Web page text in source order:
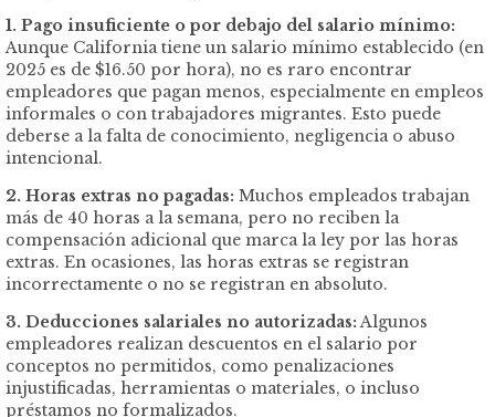
1. Pago insuficiente o por debajo del salario mínimo:
Aunque California tiene un salario mínimo establecido (en
2025 es de $16.50 por hora), no es raro encontrar
empleadores que pagan menos, especialmente en empleos
informales o con trabajadores migrantes. Esto puede
deberse a la falta de conocimiento, negligencia o abuso
intencional.
2. Horas extras no pagadas: Muchos empleados trabajan
más de 40 horas a la semana, pero no reciben la
compensación adicional que marca la ley por las horas
extras. En ocasiones, las horas extras se registran
incorrectamente o no se registran en absoluto.
3. Deducciones salariales no autorizadas:Algunos
empleadores realizan descuentos en el salario por
conceptos no permitidos, como penalizaciones
injustificadas, herramientas o materiales, o incluso
préstamos no formalizados.